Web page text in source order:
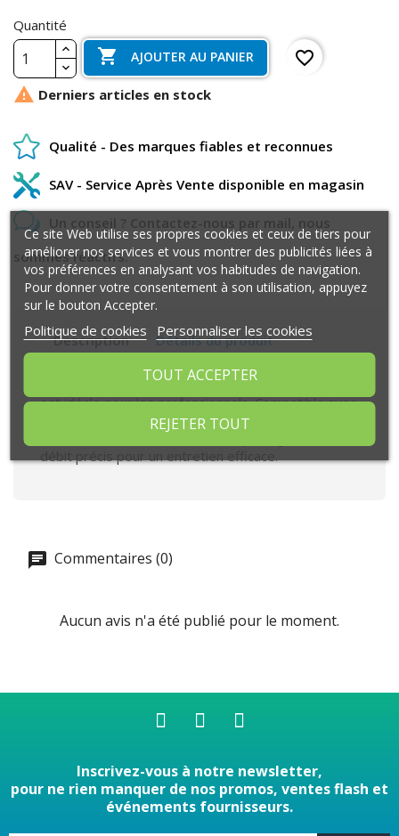
Quantité
 AJOUTER AU PANIER
favorite_border
 Derniers articles en stock
Qualité - Des marques fiables et reconnues
SAV - Service Après Vente disponible en magasin
Un conseil ? Contactez-nous par mail, nous
sommes réactifs.
Description Détails du produit
La pompe à graisse à levier DEN 8060014 Sodise
est idéale pour les professionnels. Compatible avec
des cartouches de 400 g et de la graisse en vrac,
débit précis pour un entretien efficace.
Commentaires (0)
Aucun avis n'a été publié pour le moment.
Inscrivez-vous à notre newsletter,
pour ne rien manquer de nos promos, ventes flash et
événements fournisseurs.
Ce site Web utilise ses propres cookies et ceux de tiers pour
améliorer nos services et vous montrer des publicités liées à
vos préférences en analysant vos habitudes de navigation.
Pour donner votre consentement à son utilisation, appuyez
sur le bouton Accepter.
Politique de cookies Personnaliser les cookies
REJETER TOUT
TOUT ACCEPTER